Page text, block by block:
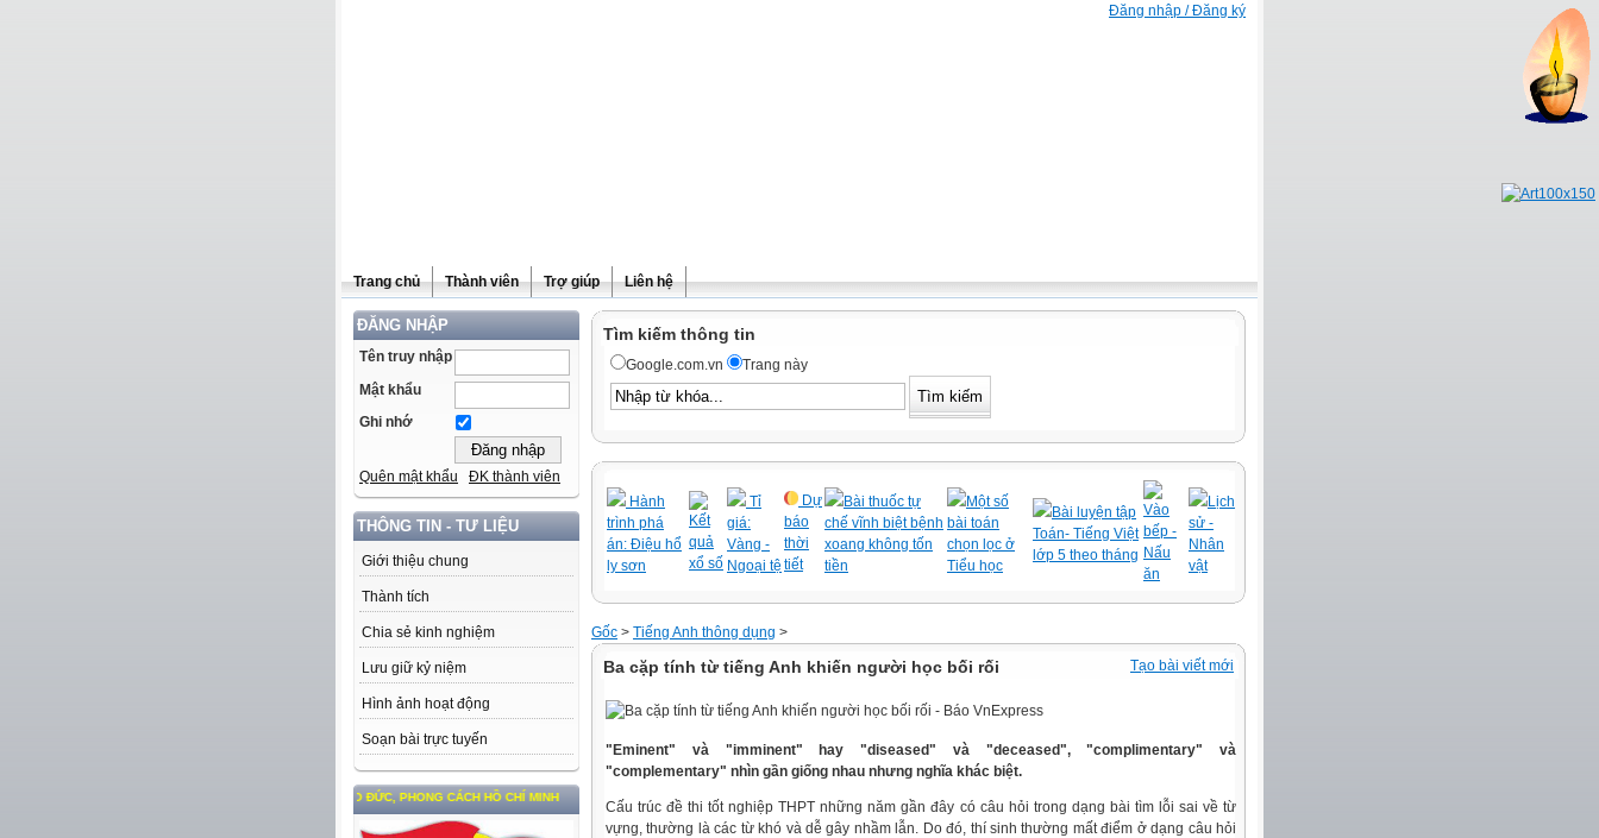
Đăng nhập / Đăng ký
Trang chủ Thành viên Trợ giúp Liên hệ
ĐĂNG NHẬP
Tên truy nhập
Mật khẩu
Ghi nhớ
Quên mật khẩu ĐK thành viên
THÔNG TIN - TƯ LIỆU
Giới thiệu chung
Thành tích
Chia sẻ kinh nghiệm
Lưu giữ kỷ niệm
Hình ảnh hoạt động
Soạn bài trực tuyến
HỌC TẬP VÀ LÀM THEO TƯ TƯỞNG, ĐẠO ĐỨC, PHONG CÁCH HỒ CHÍ MINH
Tìm kiếm thông tin
Google.com.vn Trang này
Hành
trình phá
án: Điệu hổ
ly sơn
Kết
quả
xổ số
Tỉ
giá:
Vàng -
Ngoại tệ
Dự
báo
thời
tiết
Bài thuốc tự
chế vĩnh biệt bệnh
xoang không tốn
tiền
Một số
bài toán
chọn lọc ở
Tiểu học
Bài luyện tập
Toán- Tiếng Việt
lớp 5 theo tháng
Vào
bếp -
Nấu
ăn
Lịch
sử -
Nhân
vật
Gốc > Tiếng Anh thông dụng >
Tạo bài viết mới
Ba cặp tính từ tiếng Anh khiến người học bối rối
"Eminent" và "imminent" hay "diseased" và "deceased", "complimentary" và
"complementary" nhìn gần giống nhau nhưng nghĩa khác biệt.
Cấu trúc đề thi tốt nghiệp THPT những năm gần đây có câu hỏi trong dạng bài tìm lỗi sai về từ
vựng, thường là các từ khó và dễ gây nhầm lẫn. Do đó, thí sinh thường mất điểm ở dạng câu hỏi